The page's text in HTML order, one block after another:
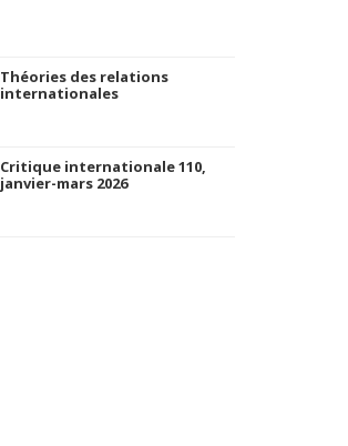
Théories des relations
internationales
Critique internationale 110,
janvier-mars 2026